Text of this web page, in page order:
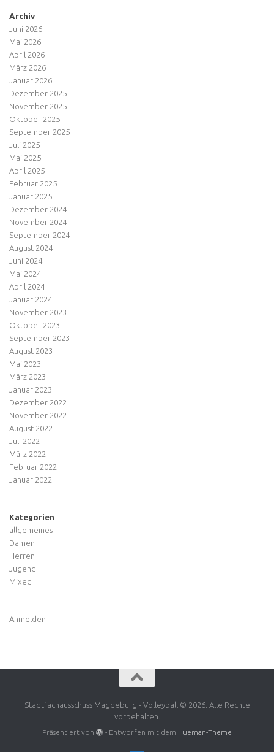
Archiv
Juni 2026
Mai 2026
April 2026
März 2026
Januar 2026
Dezember 2025
November 2025
Oktober 2025
September 2025
Juli 2025
Mai 2025
April 2025
Februar 2025
Januar 2025
Dezember 2024
November 2024
September 2024
August 2024
Juni 2024
Mai 2024
April 2024
Januar 2024
November 2023
Oktober 2023
September 2023
August 2023
Mai 2023
März 2023
Januar 2023
Dezember 2022
November 2022
August 2022
Juli 2022
März 2022
Februar 2022
Januar 2022
Kategorien
allgemeines
Damen
Herren
Jugend
Mixed
Anmelden
Stadtfachausschuss Magdeburg - Volleyball © 2026. Alle Rechte
vorbehalten.
Präsentiert von - Entworfen mit dem Hueman-Theme